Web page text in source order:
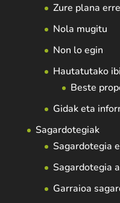
Zure plana
Nola mugitu
Non lo egin
Hautatutako
Beste
Gidak eta
Sagardotegiak
Sagardotegia
Sagardotegia
Garraioa